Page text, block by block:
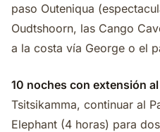
paso Outeniqua
Oudtshoorn, las Cango
a la costa vía George o el
10 noches con extensión
Tsitsikamma, continuar al
Elephant (4 horas) para